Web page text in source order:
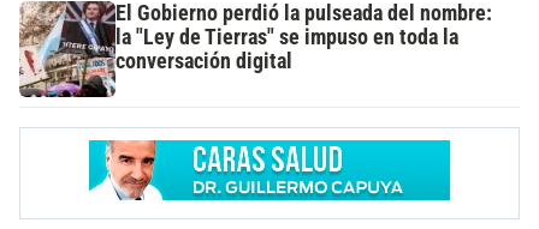
El Gobierno perdió la pulseada del nombre:
la "Ley de Tierras" se impuso en toda la
conversación digital